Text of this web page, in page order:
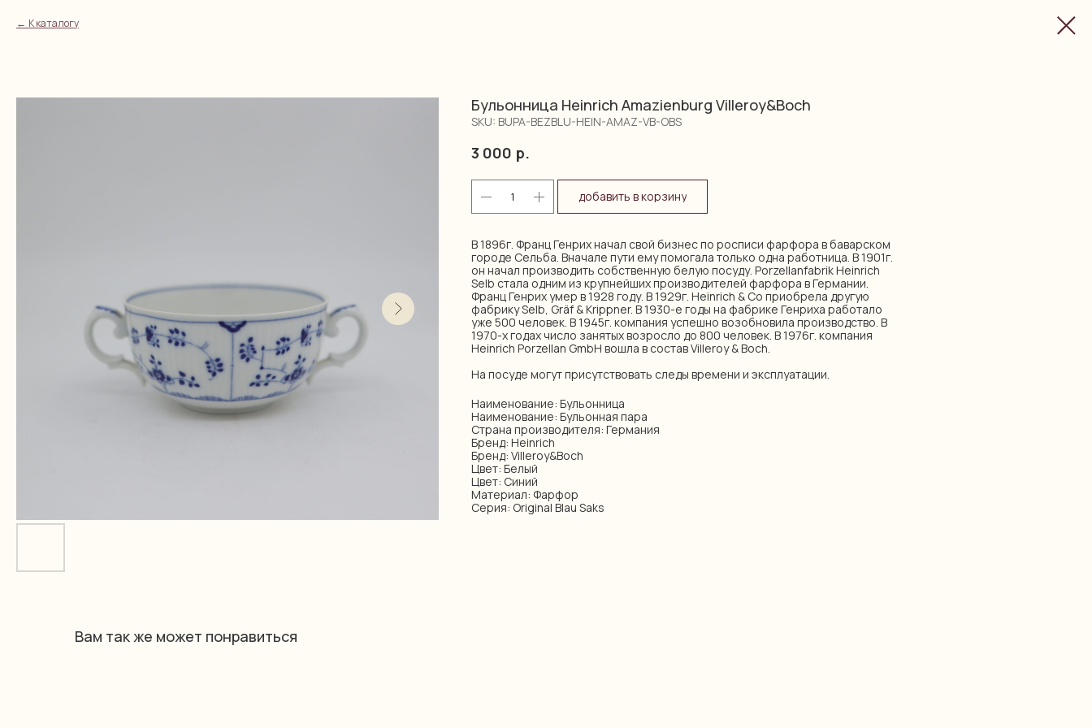
К каталогу
Бульонница Heinrich Amazienburg Villeroy&Boch
SKU: BUPA-BEZBLU-HEIN-AMAZ-VB-OBS
3 000 р.
добавить в корзину
В 1896г. Франц Генрих начал свой бизнес по росписи фарфора в баварском
городе Сельба. Вначале пути ему помогала только одна работница. В 1901г.
он начал производить собственную белую посуду. Porzellanfabrik Heinrich
Selb стала одним из крупнейших производителей фарфора в Германии.
Франц Генрих умер в 1928 году. В 1929г. Heinrich & Co приобрела другую
фабрику Selb, Gräf & Krippner. В 1930-е годы на фабрике Генриха работало
уже 500 человек. В 1945г. компания успешно возобновила производство. В
1970-х годах число занятых возросло до 800 человек. В 1976г. компания
Heinrich Porzellan GmbH вошла в состав Villeroy & Boch.
На посуде могут присутствовать следы времени и эксплуатации.
Наименование: Бульонница
Наименование: Бульонная пара
Страна производителя: Германия
Бренд: Heinrich
Бренд: Villeroy&Boch
Цвет: Белый
Цвет: Синий
Материал: Фарфор
Серия: Original Blau Saks
Вам так же может понравиться